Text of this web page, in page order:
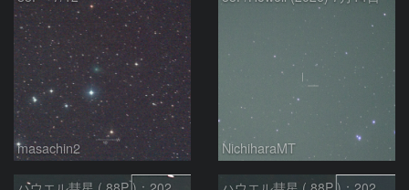
masachin2 NichiharaMT